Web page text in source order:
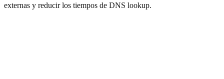
externas y reducir los tiempos de DNS lookup.